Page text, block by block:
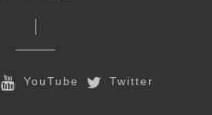
YouTube Twitter